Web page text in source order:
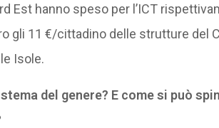
Est hanno speso per l’ICT
gli 11 €/cittadino delle strutture del
Isole.
del genere? E come si può